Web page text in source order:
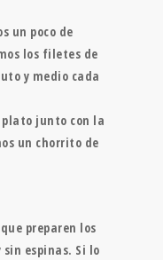
un poco de
los filetes de
y medio cada
plato junto con la
un chorrito de
preparen los
espinas. Si lo